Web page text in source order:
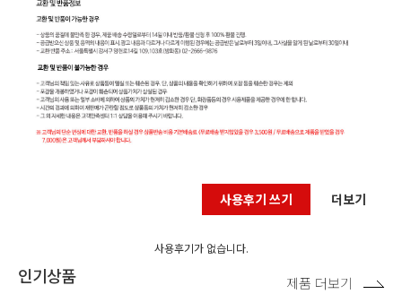
사용후기 쓰기 더보기
사용후기가 없습니다.
인기상품 제품 더보기